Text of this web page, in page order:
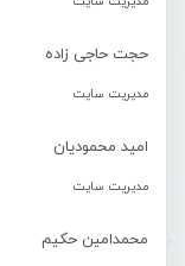
حجت حاجی زاده
مدیریت سایت
امید محمودیان
مدیریت سایت
محمدامین حکیم